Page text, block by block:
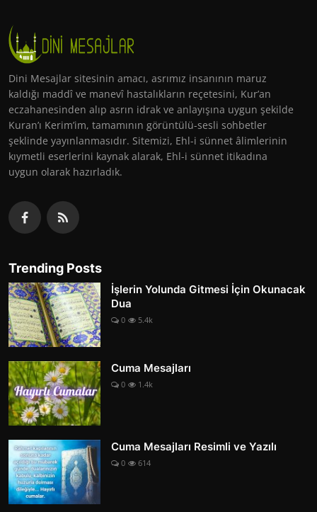
Dini Mesajlar sitesinin amacı, asrımız insanının maruz
kaldığı maddî ve manevî hastalıkların reçetesini, Kur’an
eczahanesinden alıp asrın idrak ve anlayışına uygun şekilde
Kuran’ı Kerim’im, tamamının görüntülü-sesli sohbetler
şeklinde yayınlanmasıdır. Sitemizi, Ehl-i sünnet âlimlerinin
kıymetli eserlerini kaynak alarak, Ehl-i sünnet itikadına
uygun olarak hazırladık.
Trending Posts
İşlerin Yolunda Gitmesi İçin Okunacak
Dua
0 5.4k
Cuma Mesajları
0 1.4k
Cuma Mesajları Resimli ve Yazılı
0 614